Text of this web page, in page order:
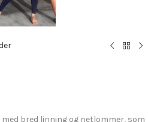
bred linning og netlommer, som